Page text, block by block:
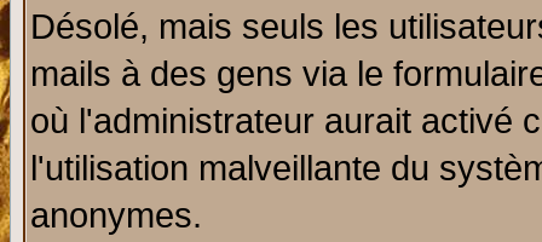
Désolé, mais seuls les
mails à des gens via le
où l'administrateur aurait activé
l'utilisation malveillante du
anonymes.